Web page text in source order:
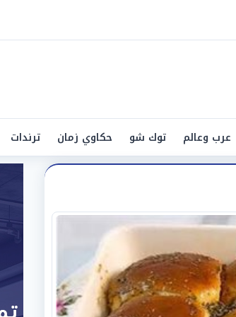
عرب وعالم توك شو حكاوي زمان ترندات